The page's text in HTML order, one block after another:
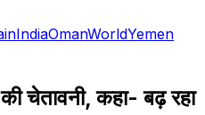
IndiaOmanWorldYemen
चेतावनी, कहा- बढ़ रहा